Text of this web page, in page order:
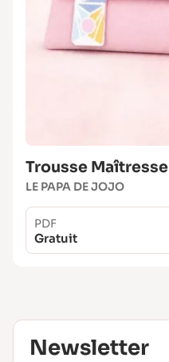
Trousse Maîtresse
LE PAPA DE JOJO
PDF
Gratuit
Newsletter